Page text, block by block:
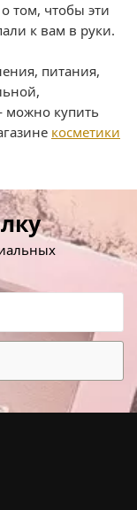
том, чтобы эти
к вам в руки.
питания,
купить
косметики